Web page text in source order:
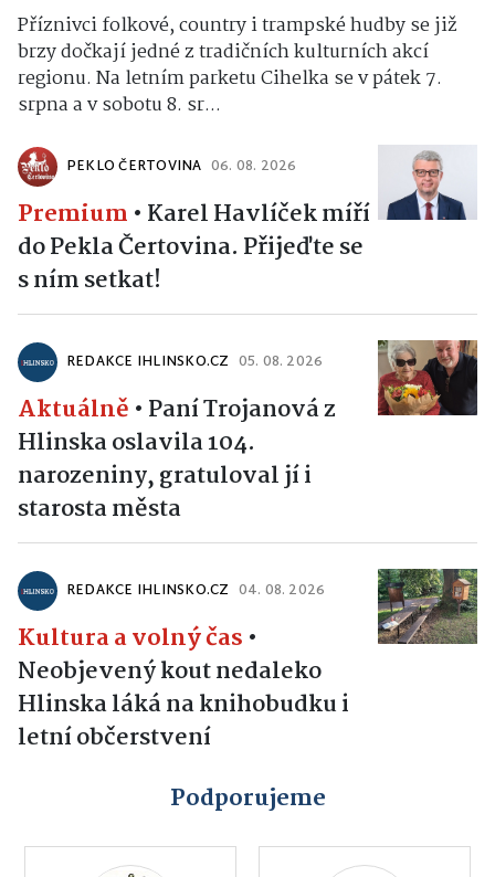
Příznivci folkové, country i trampské hudby se již
brzy dočkají jedné z tradičních kulturních akcí
regionu. Na letním parketu Cihelka se v pátek 7.
srpna a v sobotu 8. sr...
PEKLO ČERTOVINA 06. 08. 2026
Premium • Karel Havlíček míří
do Pekla Čertovina. Přijeďte se
s ním setkat!
REDAKCE IHLINSKO.CZ 05. 08. 2026
Aktuálně • Paní Trojanová z
Hlinska oslavila 104.
narozeniny, gratuloval jí i
starosta města
REDAKCE IHLINSKO.CZ 04. 08. 2026
Kultura a volný čas •
Neobjevený kout nedaleko
Hlinska láká na knihobudku i
letní občerstvení
Podporujeme